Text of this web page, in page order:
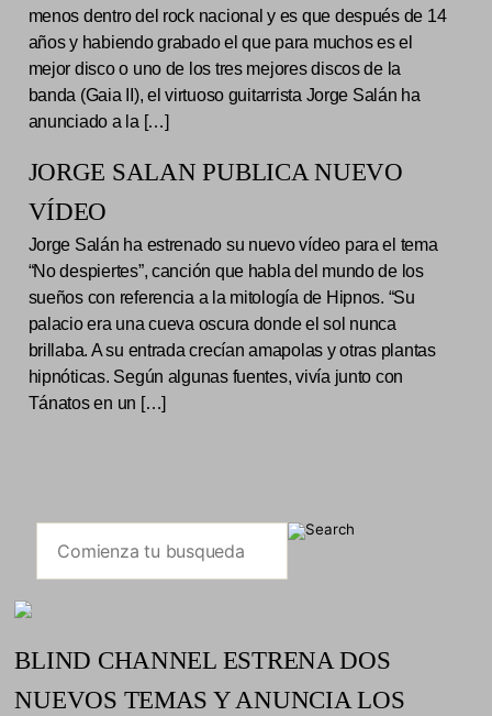
menos dentro del rock nacional y es que después de 14
años y habiendo grabado el que para muchos es el
mejor disco o uno de los tres mejores discos de la
banda (Gaia II), el virtuoso guitarrista Jorge Salán ha
anunciado a la […]
JORGE SALAN PUBLICA NUEVO
VÍDEO
Jorge Salán ha estrenado su nuevo vídeo para el tema
“No despiertes”, canción que habla del mundo de los
sueños con referencia a la mitología de Hipnos. “Su
palacio era una cueva oscura donde el sol nunca
brillaba. A su entrada crecían amapolas y otras plantas
hipnóticas. Según algunas fuentes, vivía junto con
Tánatos en un […]
BLIND CHANNEL ESTRENA DOS
NUEVOS TEMAS Y ANUNCIA LOS